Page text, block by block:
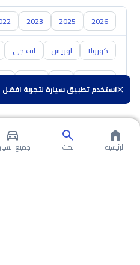
استخدم تطبيق سيارة لتجربة افضل
2026
2025
2023
كورولا اوريس اف جي
الرئيسية بحث جميع